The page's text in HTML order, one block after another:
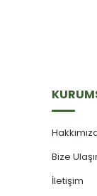
Bize
İletişim